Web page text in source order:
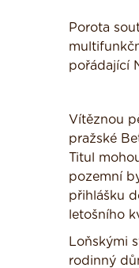
Porota
pořádající
Vítěznou
pražské
Titul
pozemní
přihlášku
letošního
Loňskými
rodinný